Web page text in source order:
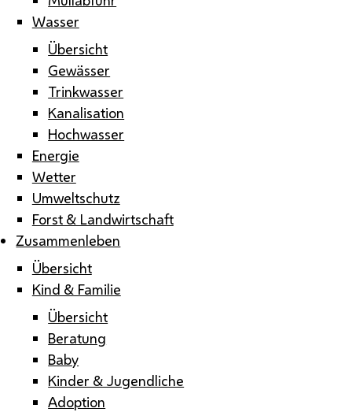
Wasser
Übersicht
Gewässer
Trinkwasser
Kanalisation
Hochwasser
Energie
Wetter
Umweltschutz
Forst & Landwirtschaft
Zusammenleben
Übersicht
Kind & Familie
Übersicht
Beratung
Baby
Kinder & Jugendliche
Adoption